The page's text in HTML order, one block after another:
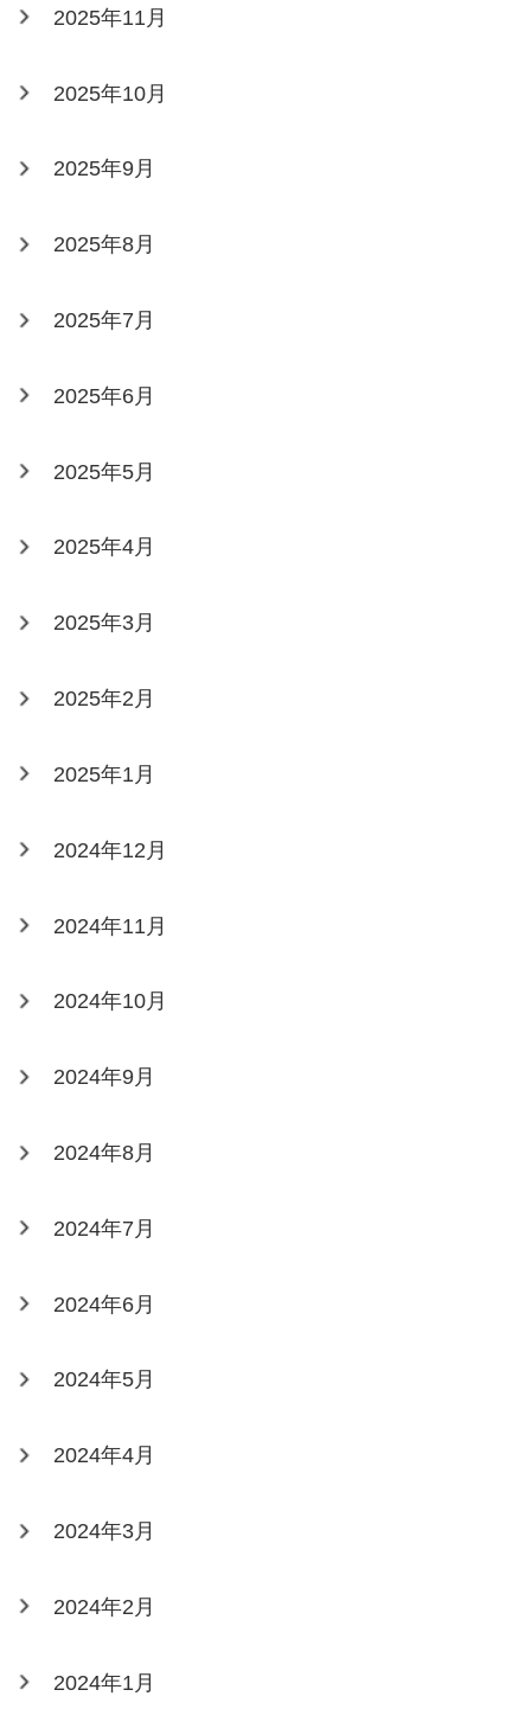
2025年11月
2025年10月
2025年9月
2025年8月
2025年7月
2025年6月
2025年5月
2025年4月
2025年3月
2025年2月
2025年1月
2024年12月
2024年11月
2024年10月
2024年9月
2024年8月
2024年7月
2024年6月
2024年5月
2024年4月
2024年3月
2024年2月
2024年1月